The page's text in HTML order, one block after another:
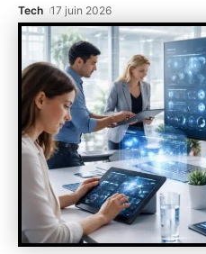
Tech 17 juin 2026